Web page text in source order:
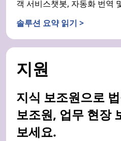
객 서비스챗봇, 자동화 번역
솔루션 요약 읽기 >
지원
지식 보조원으로
보조원, 업무 현장
보세요.